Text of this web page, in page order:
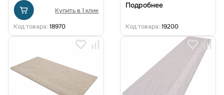
Купить в 1 клик
Код товара: 18970
Подробнее
Код товара: 19200